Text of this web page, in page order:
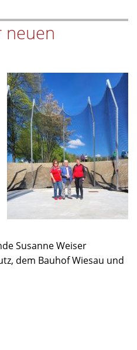
neuen
Susanne Weiser
dem Bauhof Wiesau und